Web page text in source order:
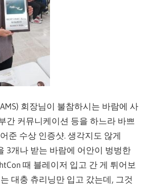
회장님이 불참하시는 바람에 사
간 커뮤니케이션 등을 하느라 바쁘
준 수상 인증샷. 생각지도 않게
3개나 받는 바람에 어안이 벙벙한
때 블레이저 입고 간 게 튀어보
대충 츄리닝만 입고 갔는데, 그것